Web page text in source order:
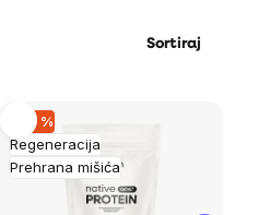
Sortiraj
Regeneracija
Prehrana mišića
–30 %